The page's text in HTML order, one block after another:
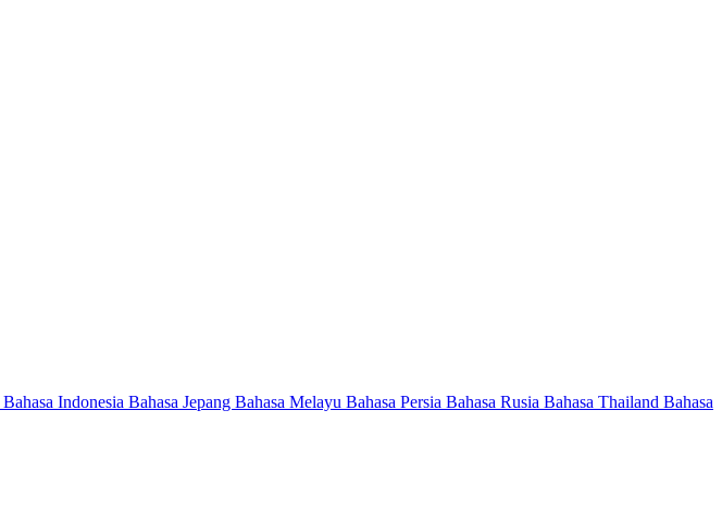
Bahasa Indonesia Bahasa Jepang Bahasa Melayu Bahasa Persia Bahasa Rusia Bahasa Thailand Bahasa